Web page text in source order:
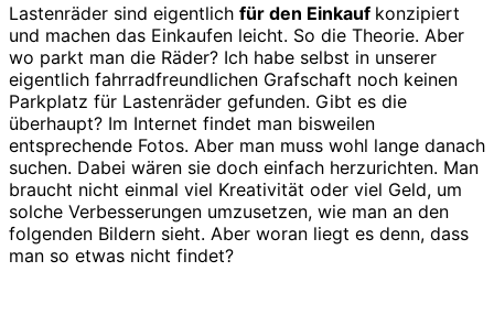
Lastenräder sind eigentlich für den Einkauf konzipiert
und machen das Einkaufen leicht. So die Theorie. Aber
wo parkt man die Räder? Ich habe selbst in unserer
eigentlich fahrradfreundlichen Grafschaft noch keinen
Parkplatz für Lastenräder gefunden. Gibt es die
überhaupt? Im Internet findet man bisweilen
entsprechende Fotos. Aber man muss wohl lange danach
suchen. Dabei wären sie doch einfach herzurichten. Man
braucht nicht einmal viel Kreativität oder viel Geld, um
solche Verbesserungen umzusetzen, wie man an den
folgenden Bildern sieht. Aber woran liegt es denn, dass
man so etwas nicht findet?